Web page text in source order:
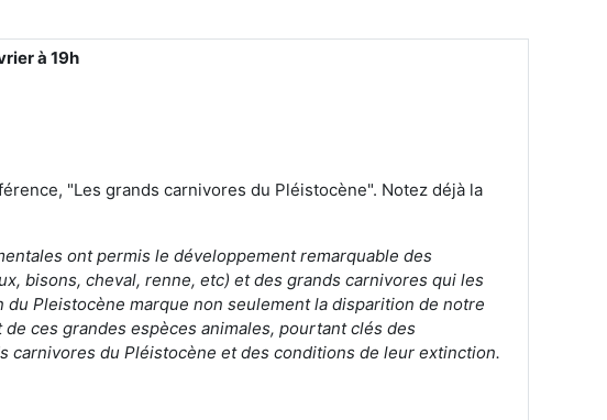
à 19h
"Les grands carnivores du Pléistocène". Notez déjà la
ont permis le développement remarquable des
bisons, cheval, renne, etc) et des grands carnivores qui les
Pleistocène marque non seulement la disparition de notre
ces grandes espèces animales, pourtant clés des
carnivores du Pléistocène et des conditions de leur extinction.